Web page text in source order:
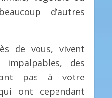
d’autres
de vous, vivent
impalpables, des
pas à votre
ont cependant